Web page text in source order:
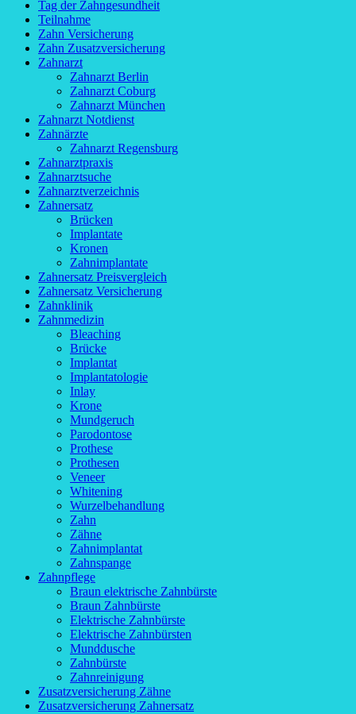
Tag der Zahngesundheit
Teilnahme
Zahn Versicherung
Zahn Zusatzversicherung
Zahnarzt
Zahnarzt Berlin
Zahnarzt Coburg
Zahnarzt München
Zahnarzt Notdienst
Zahnärzte
Zahnarzt Regensburg
Zahnarztpraxis
Zahnarztsuche
Zahnarztverzeichnis
Zahnersatz
Brücken
Implantate
Kronen
Zahnimplantate
Zahnersatz Preisvergleich
Zahnersatz Versicherung
Zahnklinik
Zahnmedizin
Bleaching
Brücke
Implantat
Implantatologie
Inlay
Krone
Mundgeruch
Parodontose
Prothese
Prothesen
Veneer
Whitening
Wurzelbehandlung
Zahn
Zähne
Zahnimplantat
Zahnspange
Zahnpflege
Braun elektrische Zahnbürste
Braun Zahnbürste
Elektrische Zahnbürste
Elektrische Zahnbürsten
Munddusche
Zahnbürste
Zahnreinigung
Zusatzversicherung Zähne
Zusatzversicherung Zahnersatz